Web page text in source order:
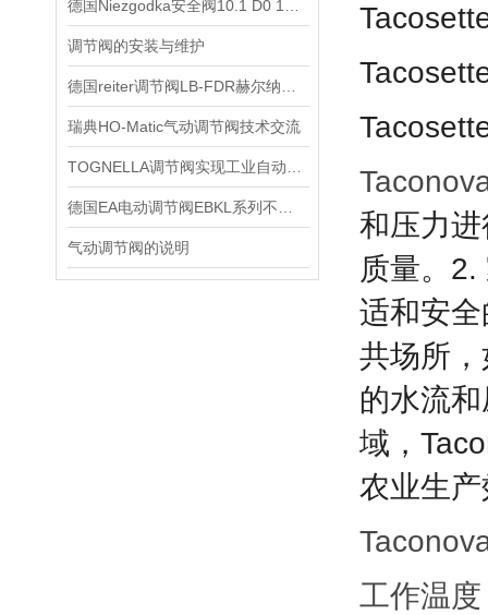
调节阀的安装与维护
瑞典HO-Matic气动调节阀技术交流
气动调节阀的说明
和压力
质量。 2.
适和安
共场所
的水流
域，
农业生
工作温度